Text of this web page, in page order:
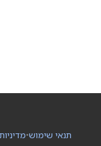
•תנאי שימוש